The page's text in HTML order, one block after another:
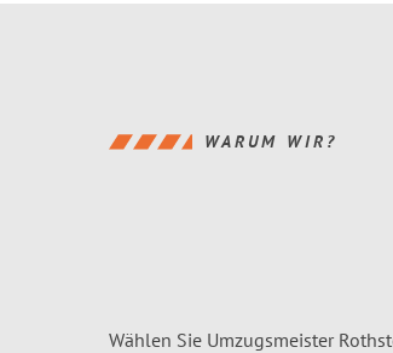
WARUM WIR?
Wählen Sie Umzugsmeister